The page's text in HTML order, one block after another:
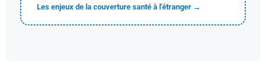
Les enjeux de la couverture santé à l'étranger →